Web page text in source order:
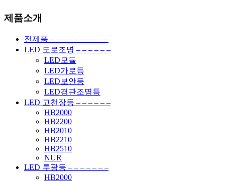
제품소개
전제품 – – – – – – – – – –
LED 도로조명 – – – – – –
LED모듈
LED가로등
LED보안등
LED경관조명등
LED 고천장등 – – – – – –
HB2000
HB2200
HB2010
HB2210
HB2510
NUR
LED 투광등 – – – – – – –
HB2000